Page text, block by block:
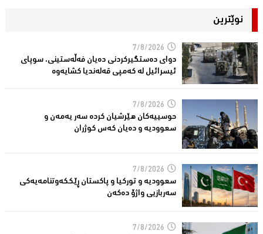
نوێترین
7/8/2026
دوای دەستگیركردنی دەیان فەڵەستینی، سوپای
ئیسرائیل لە كەمپی قەلەندیا كشایەوە
7/8/2026
حوسییەكان هێرشیان كردە سەر یەمەن و
سعوودیە و دەیان كەس كوژران
7/8/2026
سعوودیە و توركیا و پاكستان ڕێككەوتنامەیەكی
سەربازیی واژۆ دەكەن
7/8/2026